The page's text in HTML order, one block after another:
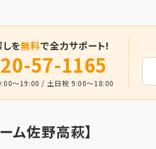
を無料で全力サポート!
57-1165
～19:00 / 土日祝 9:00～18:00
ム佐野高萩】